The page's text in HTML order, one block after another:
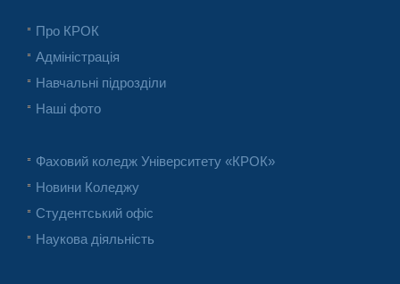
Про КРОК
Адміністрація
Навчальні підрозділи
Наші фото
Фаховий коледж Університету «КРОК»
Новини Коледжу
Студентський офіс
Наукова діяльність